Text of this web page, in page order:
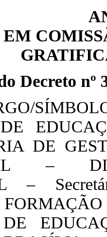
Decreto nº
DE
–
–